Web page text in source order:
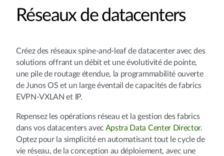
Réseaux de datacenters
Créez des réseaux spine-and-leaf de datacenter avec des
solutions offrant un débit et une évolutivité de pointe,
une pile de routage étendue, la programmabilité ouverte
de Junos OS et un large éventail de capacités de fabrics
EVPN-VXLAN et IP.
Repensez les opérations réseau et la gestion des fabrics
dans vos datacenters avec Apstra Data Center Director.
Optez pour la simplicité en automatisant tout le cycle de
vie réseau, de la conception au déploiement, avec une